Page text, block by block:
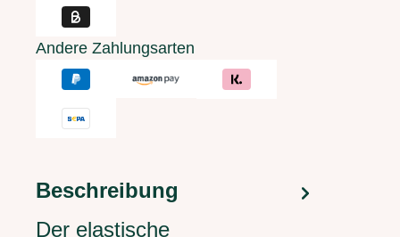
Andere Zahlungsarten
Beschreibung
Der elastische